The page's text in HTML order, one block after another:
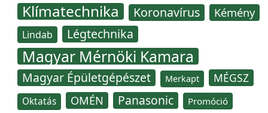
Klímatechnika Koronavírus Kémény
Lindab Légtechnika
Magyar Mérnöki Kamara
Magyar Épületgépészet Merkapt MÉGSZ
Oktatás OMÉN Panasonic Promóció